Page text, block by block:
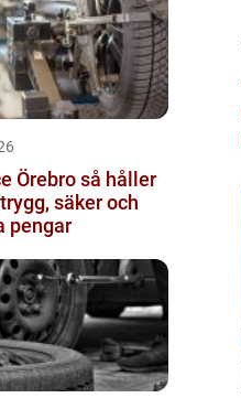
så håller
säker och
pengar